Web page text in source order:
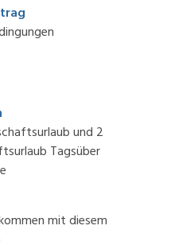
und 2
Tagsüber
mit diesem